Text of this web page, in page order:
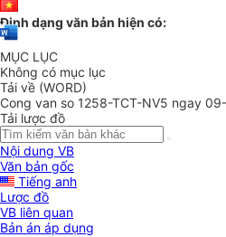
Định dạng văn bản hiện có:
MỤC LỤC
Không có mục lục
Tải về (WORD)
Cong van so 1258-TCT-NV5 ngay
Tải lược đồ
Nội dung VB
Văn bản gốc
Tiếng anh
Lược đồ
VB liên quan
Bản án áp dụng